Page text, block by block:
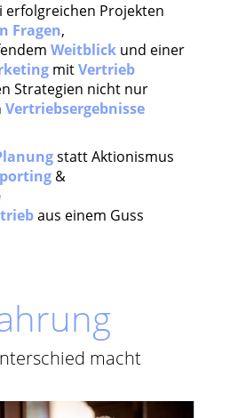
erfolgreichen Projekten
Fragen,
Weitblick und einer
mitVertrieb
Strategien nicht nur
Vertriebsergebnisse
statt Aktionismus
&
aus einem Guss
macht